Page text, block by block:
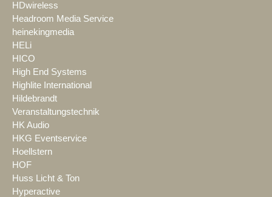
HDwireless
Headroom Media Service
heinekingmedia
HELi
HICO
High End Systems
Highlite International
Hildebrandt
Veranstaltungstechnik
HK Audio
HKG Eventservice
Hoellstern
HOF
Huss Licht & Ton
Hyperactive